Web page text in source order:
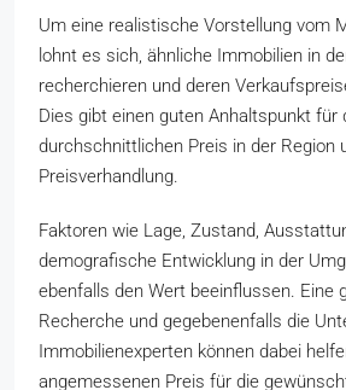
Um eine realistische Vorstellung vom
lohnt es sich, ähnliche Immobilien in
recherchieren und deren
Dies gibt einen guten Anhaltspunkt für
durchschnittlichen Preis in der Region
Preisverhandlung.
Faktoren wie Lage, Zustand,
demografische Entwicklung in der
ebenfalls den Wert beeinflussen. Eine
Recherche und gegebenenfalls die
Immobilienexperten können dabei
angemessenen Preis für die